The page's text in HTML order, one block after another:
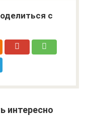
с
интересно